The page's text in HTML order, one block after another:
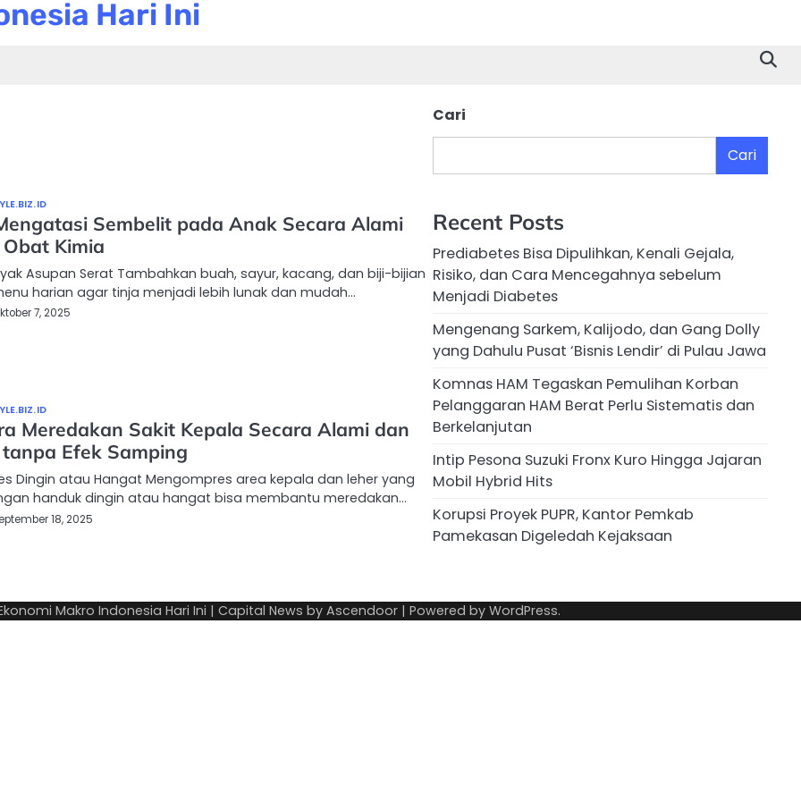
Hari Ini
Sembelit pada Anak Secara Alami
Kimia
Asupan Serat Tambahkan buah, sayur, kacang, dan biji-bijian
harian agar tinja menjadi lebih lunak dan mudah…
7, 2025
Meredakan Sakit Kepala Secara Alami dan
Efek Samping
Dingin atau Hangat Mengompres area kepala dan leher yang
handuk dingin atau hangat bisa membantu meredakan…
18, 2025
Cari
Cari
Recent Posts
Prediabetes Bisa Dipulihkan, Kenali Gejala,
Risiko, dan Cara Mencegahnya sebelum
Menjadi Diabetes
Mengenang Sarkem, Kalijodo, dan Gang Dolly
yang Dahulu Pusat ‘Bisnis Lendir’ di Pulau Jawa
Komnas HAM Tegaskan Pemulihan Korban
Pelanggaran HAM Berat Perlu Sistematis dan
Berkelanjutan
Intip Pesona Suzuki Fronx Kuro Hingga Jajaran
Mobil Hybrid Hits
Korupsi Proyek PUPR, Kantor Pemkab
Pamekasan Digeledah Kejaksaan
Makro Indonesia Hari Ini | Capital News by Ascendoor | Powered by WordPress.